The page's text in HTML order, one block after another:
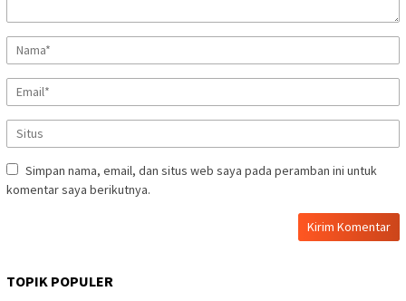
Simpan nama, email, dan situs web saya pada peramban ini untuk
komentar saya berikutnya.
TOPIK POPULER